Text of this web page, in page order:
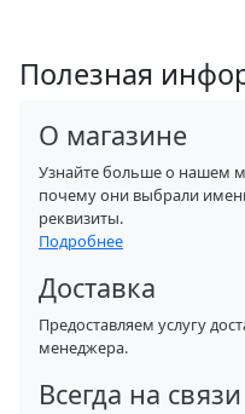
Полезная
О магазине
Узнайте больше о нашем
почему они выбрали
реквизиты.
Подробнее
Доставка
Предоставляем услугу
менеджера.
Всегда на связи